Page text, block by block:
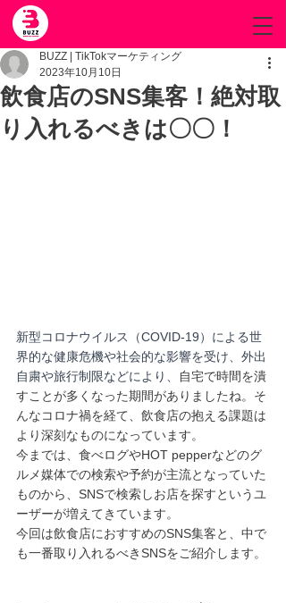
飲食店のSNS集客！絶対取
り入れるべきは〇〇！
BUZZ | TikTokマーケティング
2023年10月10日
新型コロナウイルス（COVID-19）による世
界的な健康危機や社会的な影響を受け、外出
自粛や旅行制限などにより、
自宅で時間を潰
すことが多くなった期間がありましたね。そ
んなコロナ禍を経て、飲食店の抱える課題は
より深刻なものになっています。
今までは、食べログやHOT pepperなどのグ
ルメ媒体での検索や予約が主流となっていた
ものから、SNSで検索しお店を探すというユ
ーザーが増えてきています。
今回は飲食店におすすめのSNS集客と、中で
も一番取り入れるべきSNSをご紹介します。